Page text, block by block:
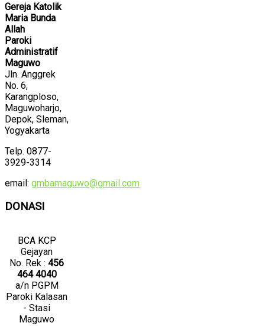
Gereja Katolik
Maria Bunda
Allah
Paroki
Administratif
Maguwo
Jln. Anggrek
No. 6,
Karangploso,
Maguwoharjo,
Depok, Sleman,
Yogyakarta
Telp. 0877-
3929-3314
email: gmbamaguwo@gmail.com
DONASI
BCA KCP
Gejayan
No. Rek : 456
464 4040
a/n PGPM
Paroki Kalasan
- Stasi
Maguwo